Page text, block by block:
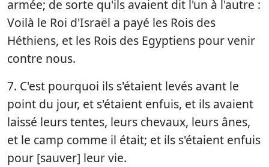
armée; de sorte qu'ils avaient dit l'un à l'autre :
Voilà le Roi d'Israël a payé les Rois des
Héthiens, et les Rois des Egyptiens pour venir
contre nous.
7. C'est pourquoi ils s'étaient levés avant le
point du jour, et s'étaient enfuis, et ils avaient
laissé leurs tentes, leurs chevaux, leurs ânes,
et le camp comme il était; et ils s'étaient enfuis
pour [sauver] leur vie.